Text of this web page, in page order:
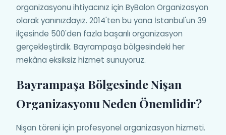
organizasyonu ihtiyacınız için ByBalon Organizasyon
olarak yanınızdayız. 2014'ten bu yana İstanbul'un 39
ilçesinde 500'den fazla başarılı organizasyon
gerçekleştirdik. Bayrampaşa bölgesindeki her
mekâna eksiksiz hizmet sunuyoruz.
Bayrampaşa Bölgesinde Nişan
Organizasyonu Neden Önemlidir?
Nişan töreni için profesyonel organizasyon hizmeti.